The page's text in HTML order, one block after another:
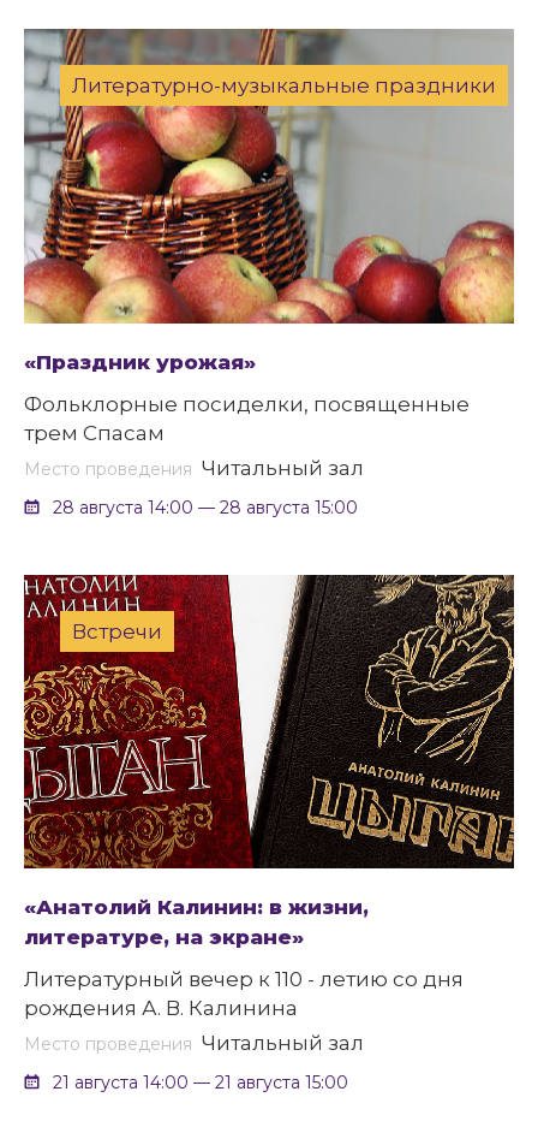
Литературно-музыкальные праздники
«Праздник урожая»
Фольклорные посиделки, посвященные
трем Спасам
Место проведения Читальный зал
28 августа 14:00 — 28 августа 15:00
Встречи
«Анатолий Калинин: в жизни,
литературе, на экране»
Литературный вечер к 110 - летию со дня
рождения А. В. Калинина
Место проведения Читальный зал
21 августа 14:00 — 21 августа 15:00